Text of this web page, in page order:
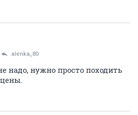
alenka_80
надо, нужно просто походить